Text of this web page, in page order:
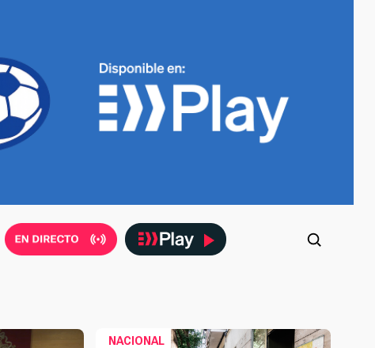
NACIONAL